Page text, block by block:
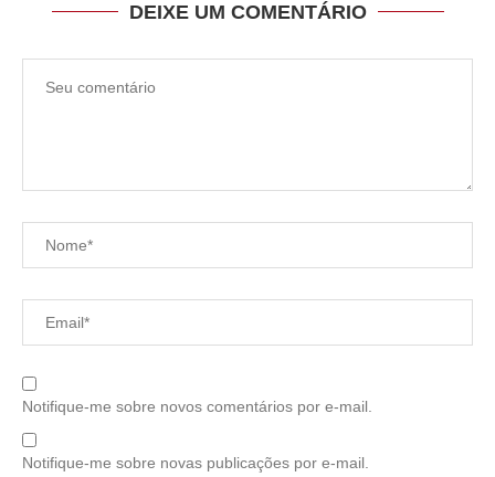
DEIXE UM COMENTÁRIO
Notifique-me sobre novos comentários por e-mail.
Notifique-me sobre novas publicações por e-mail.